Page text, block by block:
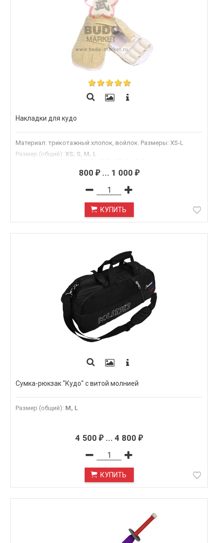
Накладки для кудо
Материал: трикотажный хлопок, войлок. Размеры: XS-L
Размер (общий): XS, S, M, L
800 ₽... 1 000 ₽
КУПИТЬ
Сумка-рюкзак "Кудо" с витой молнией
Размер (общий): M, L
4 500 ₽... 4 800 ₽
КУПИТЬ